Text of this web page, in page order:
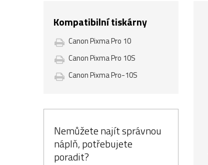
Kompatibilní tiskárny
Canon Pixma Pro 10
Canon Pixma Pro 10S
Canon Pixma Pro-10S
Nemůžete najít správnou
náplň, potřebujete
poradit?